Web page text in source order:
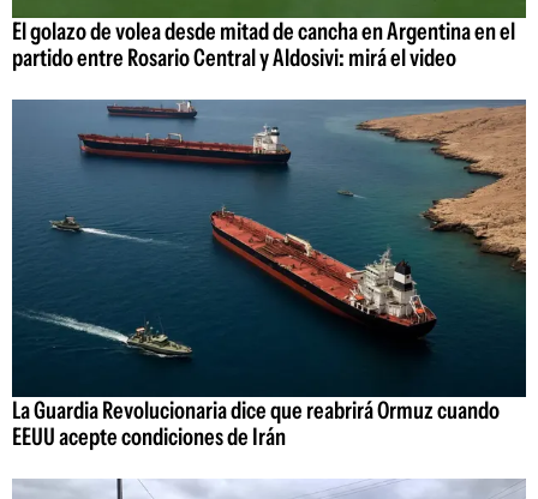
El golazo de volea desde mitad de cancha en Argentina en el
partido entre Rosario Central y Aldosivi: mirá el video
La Guardia Revolucionaria dice que reabrirá Ormuz cuando
EEUU acepte condiciones de Irán